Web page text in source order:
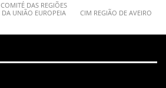
COMITÉ DAS REGIÕES
DA UNIÃO EUROPEIA
CIM REGIÃO DE AVEIRO